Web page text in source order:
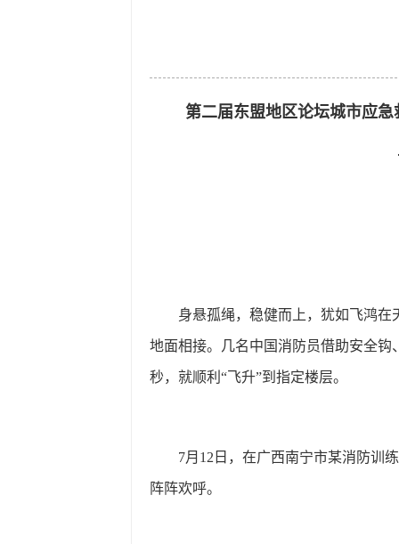
第二届东盟地区论坛城市应
身悬孤绳，稳健而上，犹如飞鸿在
地面相接。几名中国消防员借助安全
秒，就顺利“飞升”到指定楼层。
7月12日，在广西南宁市某消防训
阵阵欢呼。